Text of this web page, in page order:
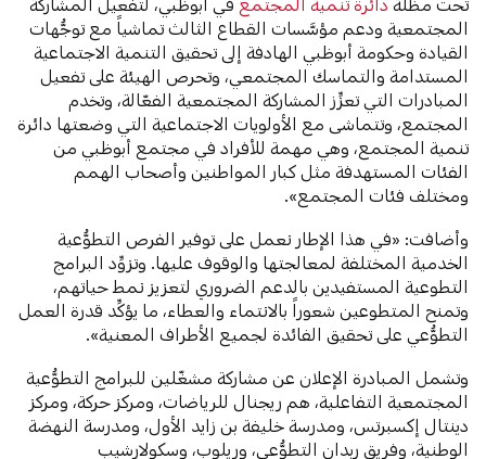
المجتمعية ودعم مؤسَّسات القطاع الثالث تماشياً مع توجُّهات
القيادة وحكومة أبوظبي الهادفة إلى تحقيق التنمية الاجتماعية
المستدامة والتماسك المجتمعي، وتحرص الهيئة على تفعيل
المبادرات التي تعزِّز المشاركة المجتمعية الفعّالة، وتخدم
المجتمع، وتتماشى مع الأولويات الاجتماعية التي وضعتها دائرة
تنمية المجتمع، وهي مهمة للأفراد في مجتمع أبوظبي من
الفئات المستهدفة مثل كبار المواطنين وأصحاب الهمم
ومختلف فئات المجتمع».
وأضافت: «في هذا الإطار نعمل على توفير الفرص التطوُّعية
الخدمية المختلفة لمعالجتها والوقوف عليها. وتزوِّد البرامج
التطوعية المستفيدين بالدعم الضروري لتعزيز نمط حياتهم،
وتمنح المتطوعين شعوراً بالانتماء والعطاء، ما يؤكِّد قدرة العمل
التطوُّعي على تحقيق الفائدة لجميع الأطراف المعنية».
وتشمل المبادرة الإعلان عن مشاركة مشغّلين للبرامج التطوُّعية
المجتمعية التفاعلية، هم ريجنال للرياضات، ومركز حركة، ومركز
دينتال إكسبرتس، ومدرسة خليفة بن زايد الأول، ومدرسة النهضة
الوطنية، وفريق ربدان التطوُّعي، وريلوب، وسكولارشيب